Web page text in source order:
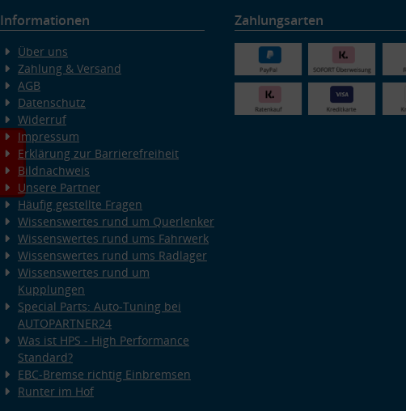
Informationen
Über uns
Zahlung & Versand
AGB
Datenschutz
Widerruf
Impressum
Erklärung zur Barrierefreiheit
Bildnachweis
Unsere Partner
Häufig gestellte Fragen
Wissenswertes rund um Querlenker
Wissenswertes rund ums Fahrwerk
Wissenswertes rund ums Radlager
Wissenswertes rund um
Kupplungen
Special Parts: Auto-Tuning bei
AUTOPARTNER24
Was ist HPS - High Performance
Standard?
EBC-Bremse richtig Einbremsen
Runter im Hof
Zahlungsarten